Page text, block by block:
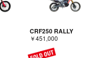
CRF250 RALLY
￥451,000